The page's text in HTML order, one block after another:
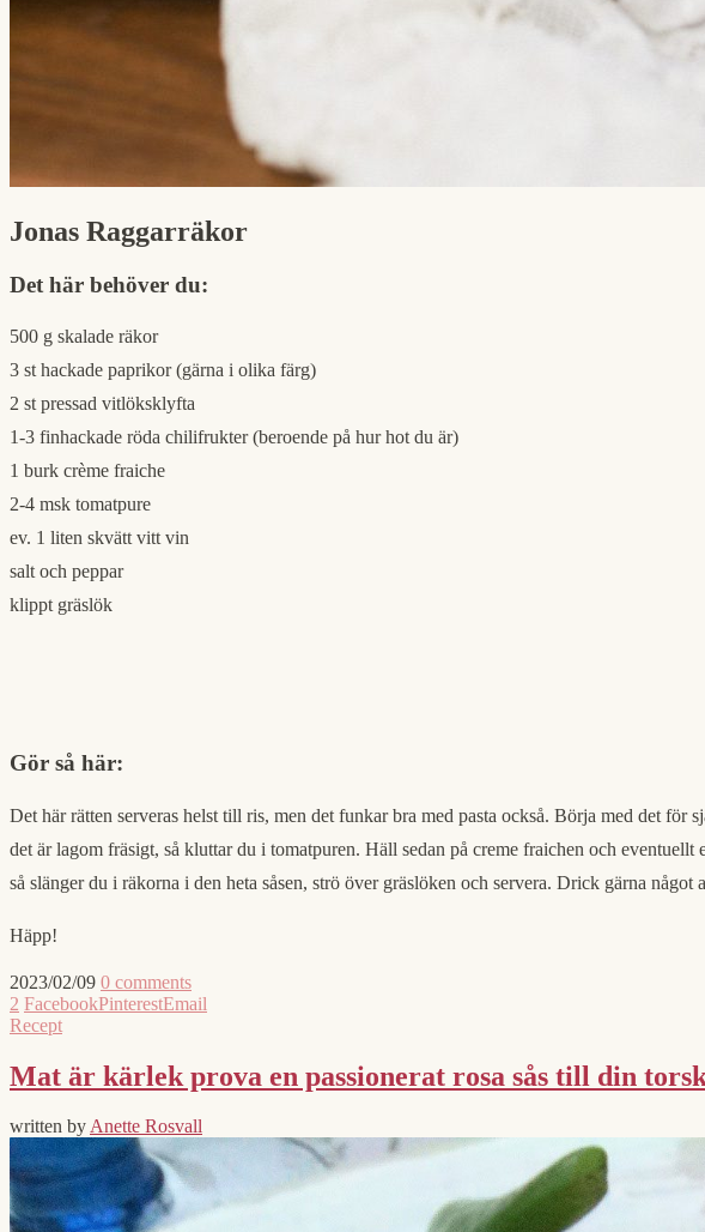
Jonas Raggarräkor
Det här behöver du:
500 g skalade räkor
3 st hackade paprikor (gärna i olika färg)
2 st pressad vitlöksklyfta
1-3 finhackade röda chilifrukter (beroende på hur hot du är)
1 burk crème fraiche
2-4 msk tomatpure
ev. 1 liten skvätt vitt vin
salt och peppar
klippt gräslök
Gör så här:
Det här rätten serveras helst till ris, men det funkar bra med pasta också. Börja med det
det är lagom fräsigt, så kluttar du i tomatpuren. Häll sedan på creme fraichen och
så slänger du i räkorna i den heta såsen, strö över gräslöken och servera. Drick gärna
Häpp!
2023/02/09 0 comments
2 FacebookPinterestEmail
Recept
Mat är kärlek prova en passionerat rosa sås till din
written byAnette Rosvall